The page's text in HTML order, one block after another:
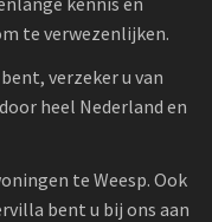
te verwezenlijken.
verzeker u van
heel Nederland en
te Weesp. Ook
bent u bij ons aan